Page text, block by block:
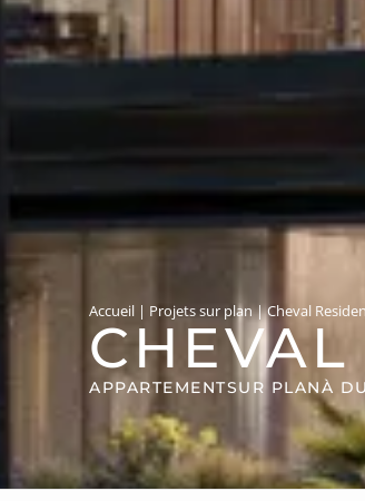
Accueil | Projets sur plan|Cheval
CHEVAL
APPARTEMENTSUR PLANÀ